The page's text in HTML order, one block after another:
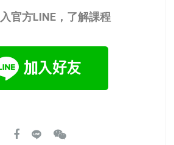
官方LINE，了解課程